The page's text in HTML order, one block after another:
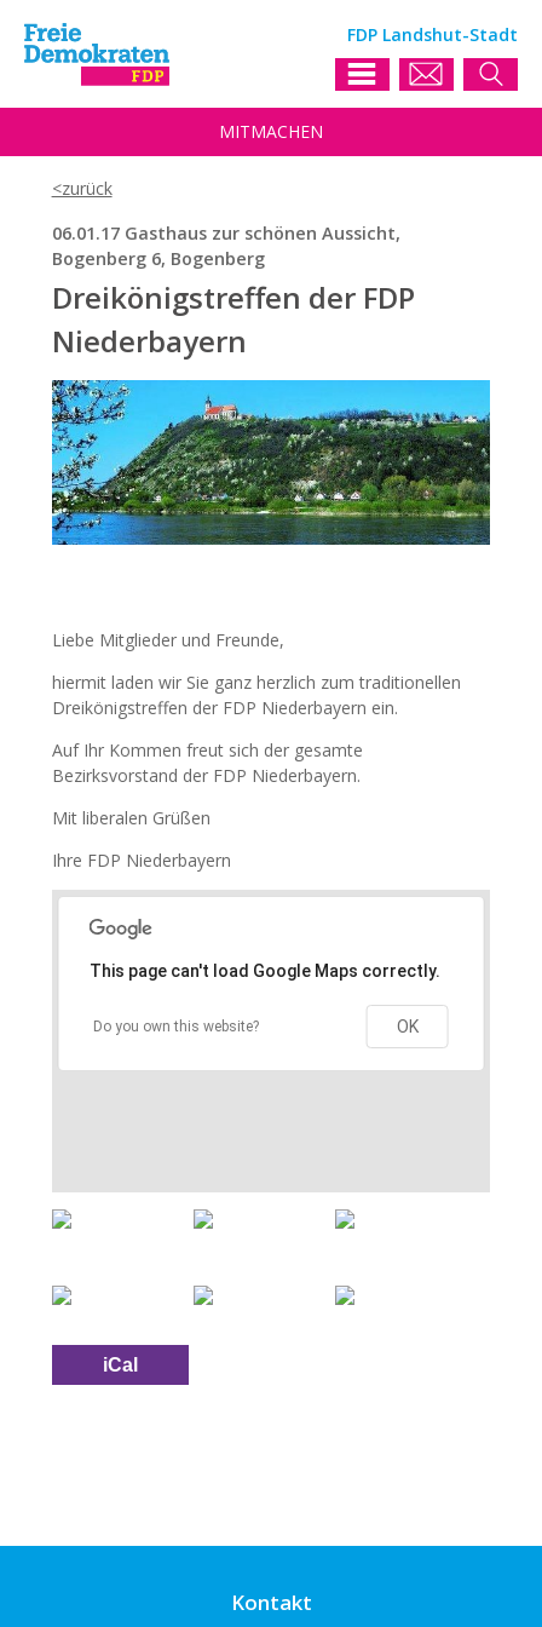
FDP Landshut-Stadt
MITMACHEN
06.01.17 Gasthaus zur schönen Aussicht,
Bogenberg 6, Bogenberg
Dreikönigstreffen der FDP
Niederbayern
Liebe Mitglieder und Freunde,
hiermit laden wir Sie ganz herzlich zum traditionellen
Dreikönigstreffen der FDP Niederbayern ein.
Auf Ihr Kommen freut sich der gesamte
Bezirksvorstand der FDP Niederbayern.
Mit liberalen Grüßen
Ihre FDP Niederbayern
This page can't load Google Maps correctly.
Do you own this website? OK
iCal
Kontakt